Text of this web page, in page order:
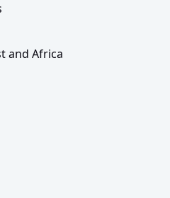
and Africa